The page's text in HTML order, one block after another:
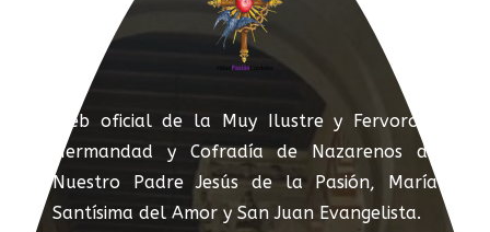
Web oficial de la Muy Ilustre y Fervorosa
Hermandad y Cofradía de Nazarenos de
Nuestro Padre Jesús de la Pasión, María
Santísima del Amor y San Juan Evangelista.